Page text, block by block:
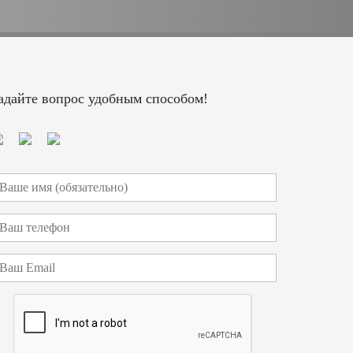
вопрос удобным способом!